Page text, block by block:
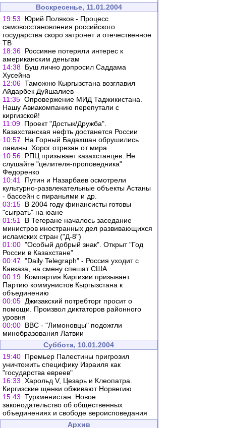
Воскресенье, 11.01.2004
19:53
Юрий Поляков - Процесс
самовосстановления российского
государства скоро затронет и отечественное
ТВ
18:36 Россияне потеряли интерес к
американским деньгам
14:38 Буш лично допросил Саддама
Хусейна
12:06 Таможню Кыргызстана возглавил
Айдарбек Дуйшалиев
11:35 Опровержение МИД Таджикистана.
Нашу Авиакомпанию перепутали с
киргизской!
11:09 Проект "Достык/Дружба".
Казахстанская нефть достанется России
10:57
На Горный Бадахшан обрушились
лавины. Хорог отрезан от мира
10:56 РПЦ призывает казахстанцев. Не
слушайте "целителя-проповедника"
Федоренко
10:41
Путин и Назарбаев осмотрели
культурно-развлекательные объекты Астаны
- бассейн с пираньями и др.
03:15 В 2004 году финансисты готовы
"сыграть" на юане
01:51
В Тегеране началось заседание
министров иностранных дел развивающихся
исламских стран ("Д-8")
01:00 "Особый добрый знак". Открыт "Год
России в Казахстане"
00:47 "Daily Telegraph" - Россия уходит с
Кавказа, на смену спешат США
00:19 Компартия Киргизии призывает
Партию коммунистов Кыргызстана к
объединению
00:05 Джизакский потребторг просит о
помощи. Произвол диктаторов районного
уровня
00:00 ВВС - "Лимоновцы" подожгли
минобразования Латвии
Суббота, 10.01.2004
19:40 Премьер Палестины пригрозил
уничтожить специфику Израиля как
"государства евреев"
16:33 Харольд V, Цезарь и Клеопатра.
Киргизские щенки обживают Норвегию
15:43 Туркменистан: Новое
законодательство об общественных
объединениях и свободе вероисповедания
Архив